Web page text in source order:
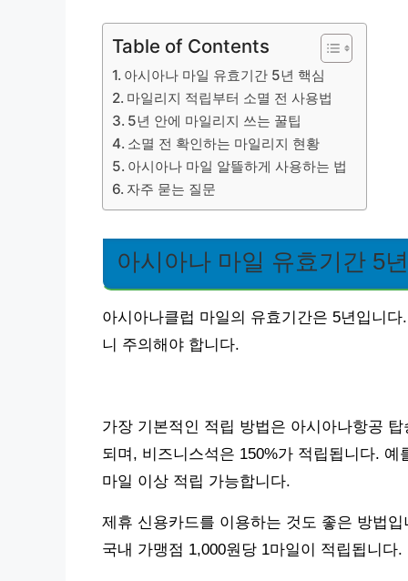
Table of Contents
아시아나 마일 유효기간 5년 핵심
마일리지 적립부터 소멸 전 사용법
5년 안에 마일리지 쓰는 꿀팁
소멸 전 확인하는 마일리지 현황
아시아나 마일 알뜰하게 사용하는 법
자주 묻는 질문
아시아나 마일 유효기간 5
아시아나클럽 마일의 유효기간은 5년입니
니 주의해야 합니다.
가장 기본적인 적립 방법은 아시아나항공
되며, 비즈니스석은 150%가 적립됩니다.
마일 이상 적립 가능합니다.
제휴 신용카드를 이용하는 것도 좋은 방법
국내 가맹점 1,000원당 1마일이 적립됩니다.